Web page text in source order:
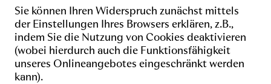
Sie können Ihren Widerspruch zunächst mittels
der Einstellungen Ihres Browsers erklären, z.B.,
indem Sie die Nutzung von Cookies deaktivieren
(wobei hierdurch auch die Funktionsfähigkeit
unseres Onlineangebotes eingeschränkt werden
kann).